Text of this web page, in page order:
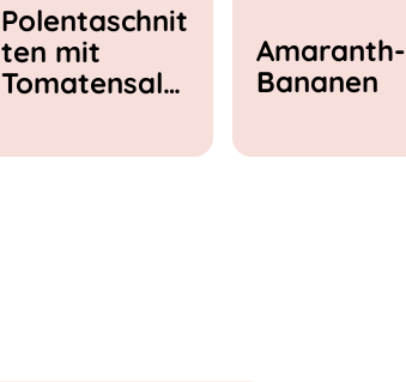
Polentaschnit
ten mit
Tomatensala
Amaranth-
Bananen